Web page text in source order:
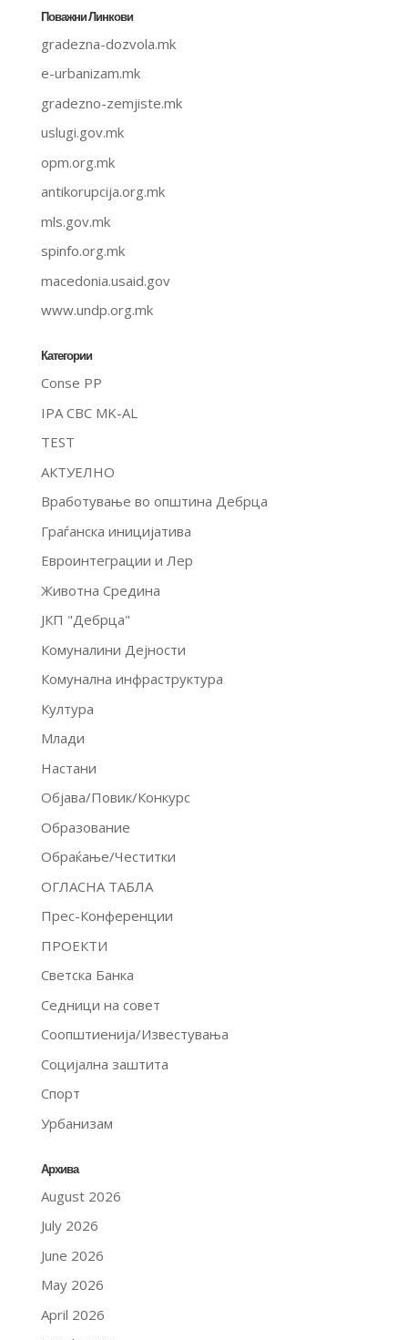
Поважни Линкови
gradezna-dozvola.mk
e-urbanizam.mk
gradezno-zemjiste.mk
uslugi.gov.mk
opm.org.mk
antikorupcija.org.mk
mls.gov.mk
spinfo.org.mk
macedonia.usaid.gov
www.undp.org.mk
Категории
Conse PP
IPA CBC MK-AL
TEST
АКТУЕЛНО
Вработување во општина Дебрца
Граѓанска иницијатива
Евроинтеграции и Лер
Животна Средина
ЈКП "Дебрца"
Комуналини Дејности
Комунална инфраструктура
Култура
Млади
Настани
Објава/Повик/Конкурс
Образование
Обраќање/Честитки
ОГЛАСНА ТАБЛА
Прес-Конференции
ПРОЕКТИ
Светска Банка
Седници на совет
Соопштиенија/Известувања
Социјална заштита
Спорт
Урбанизам
Архива
August 2026
July 2026
June 2026
May 2026
April 2026